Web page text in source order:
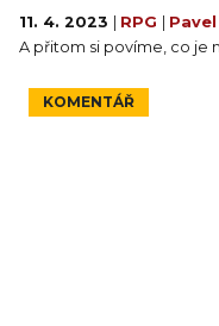
11. 4. 2023 | RPG |
A přitom si povíme, co je
KOMENTÁŘ